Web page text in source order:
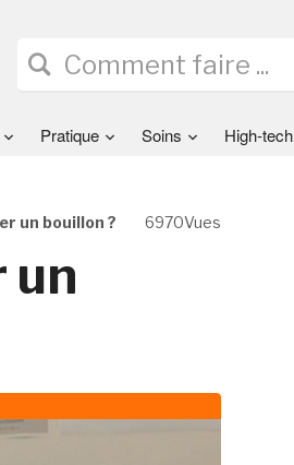
Pratique Soins High-tech
6970Vues
un bouillon ?
un